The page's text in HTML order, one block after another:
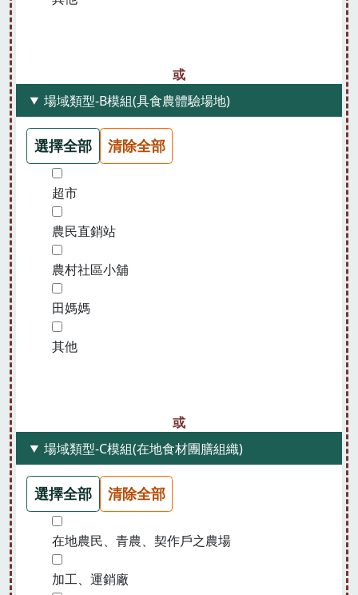
場域類型-B模組(具食農體驗場地)
選擇全部 清除全部
超市
農民直銷站
農村社區小舖
田媽媽
其他
場域類型-C模組(在地食材團膳組織)
選擇全部 清除全部
在地農民、青農、契作戶之農場
加工、運銷廠